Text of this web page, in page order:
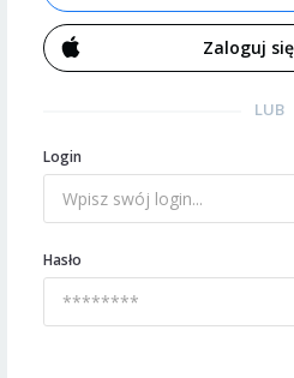
Zaloguj
LUB
Login
Hasło